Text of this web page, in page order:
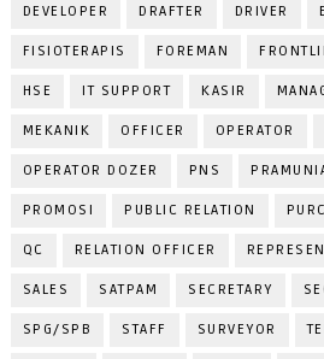
DEVELOPER DRAFTER DRIVER
FISIOTERAPIS FOREMAN
HSE IT SUPPORT KASIR
MEKANIK OFFICER OPERATOR
OPERATOR DOZER PNS
PROMOSI PUBLIC RELATION
QC RELATION OFFICER
SALES SATPAM SECRETARY
SPG/SPB STAFF SURVEYOR